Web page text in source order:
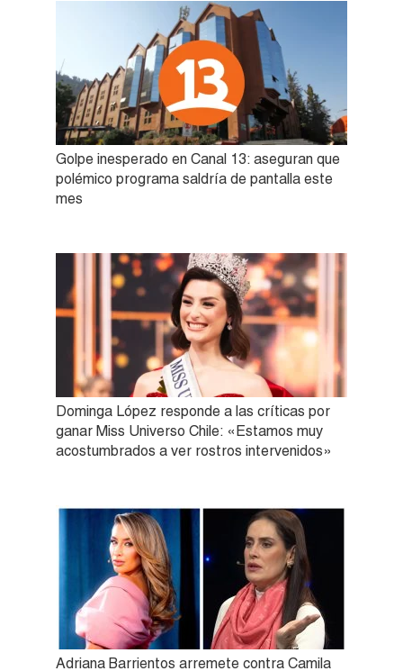
Golpe inesperado en Canal 13: aseguran que
polémico programa saldría de pantalla este
mes
Dominga López responde a las críticas por
ganar Miss Universo Chile: «Estamos muy
acostumbrados a ver rostros intervenidos»
Adriana Barrientos arremete contra Camila